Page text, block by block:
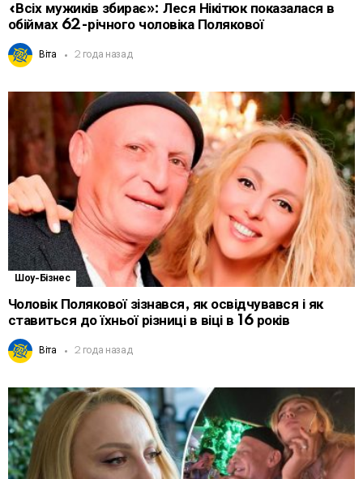
«Всіх мужиків збирає»: Леся Нікітюк показалася в
обіймах 62-річного чоловіка Полякової
Віта 2 года назад
Шоу-Бізнес
Чоловік Полякової зізнався, як освідчувався і як
ставиться до їхньої різниці в віці в 16 років
Віта 2 года назад